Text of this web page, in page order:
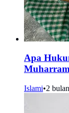
Apa
Islami•2